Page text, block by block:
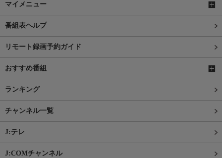
マイメニュー
番組表ヘルプ
リモート録画予約ガイド
おすすめ番組
ランキング
チャンネル一覧
J:テレ
J:COMチャンネル